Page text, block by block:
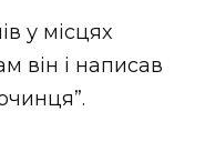
у місцях
він і написав